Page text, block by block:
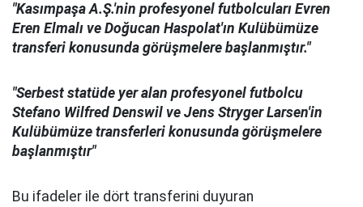
"Kasımpaşa A.Ş.'nin profesyonel futbolcuları Evren
Eren Elmalı ve Doğucan Haspolat'ın Kulübümüze
transferi konusunda görüşmelere başlanmıştır."
"Serbest statüde yer alan profesyonel futbolcu
Stefano Wilfred Denswil ve Jens Stryger Larsen'in
Kulübümüze transferleri konusunda görüşmelere
başlanmıştır"
Bu ifadeler ile dört transferini duyuran